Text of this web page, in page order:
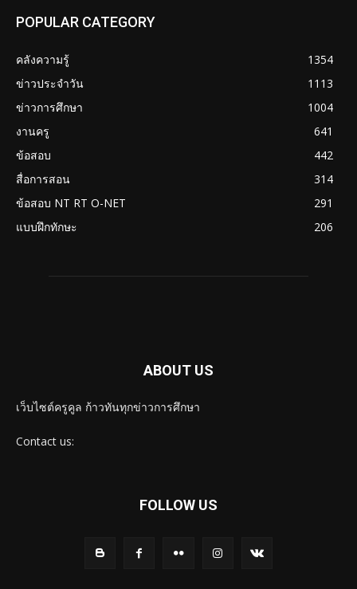
POPULAR CATEGORY
คลังความรู้
1354
ข่าวประจำวัน
1113
ข่าวการศึกษา
1004
งานครู
641
ข้อสอบ
442
สื่อการสอน
314
ข้อสอบ NT RT O-NET
291
แบบฝึกทักษะ
206
ABOUT US
เว็บไซต์ครูคูล ก้าวทันทุกข่าวการศึกษา
Contact us:
FOLLOW US